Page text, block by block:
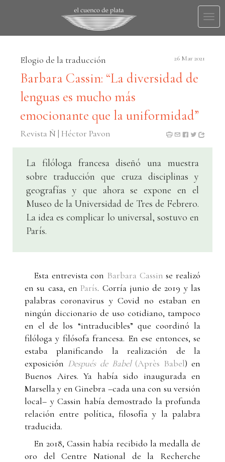
Elogio de la traducción 26 Mar 2021
Barbara Cassin: “La diversidad de
lenguas es mucho más
emocionante que la uniformidad”
Revista Ñ | Héctor Pavon
La filóloga francesa diseñó una muestra
sobre traducción que cruza disciplinas y
geografías y que ahora se expone en el
Museo de la Universidad de Tres de Febrero.
La idea es complicar lo universal, sostuvo en
París.
Esta entrevista con Barbara Cassinse realizó
en su casa, enParís. Corría junio de 2019 y las
palabras coronavirus y Covid no estaban en
ningún diccionario de uso cotidiano, tampoco
en el de los “intraducibles” que coordinó la
filóloga y filósofa francesa. En ese entonces, se
estaba planificando la realización de la
exposición Después de Babel (Après Babel) en
Buenos Aires. Ya había sido inaugurada en
Marsella y en Ginebra –cada una con su versión
local– y Cassin había demostrado la profunda
relación entre política, filosofía y la palabra
traducida.
En 2018, Cassin había recibido la medalla de
oro del Centre National de la Recherche